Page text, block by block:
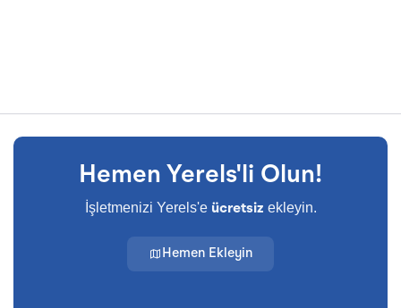
Hemen Yerels'li Olun!
İşletmenizi Yerels'e ücretsiz ekleyin.
Hemen Ekleyin